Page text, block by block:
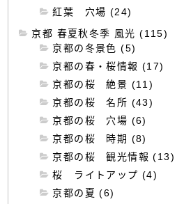
紅葉 穴場 (24)
京都 春夏秋冬季 風光 (115)
京都の冬景色 (5)
京都の春・桜情報 (17)
京都の桜 絶景 (11)
京都の桜 名所 (43)
京都の桜 穴場 (6)
京都の桜 時期 (8)
京都の桜 観光情報 (13)
桜 ライトアップ (4)
京都の夏 (6)